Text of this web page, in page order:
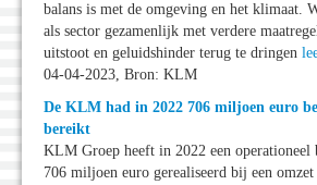
balans is met de omgeving en het klimaat.
als sector gezamenlijk met verdere
uitstoot en geluidshinder terug te dringen
04-04-2023, Bron: KLM
De KLM had in 2022 706 miljoen euro
bereikt
KLM Groep heeft in 2022 een operationeel
706 miljoen euro gerealiseerd bij een